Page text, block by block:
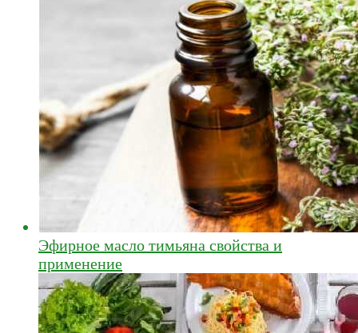
Эфирное масло тимьяна свойства и
применение